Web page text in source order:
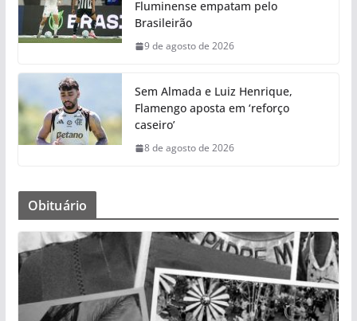
Fluminense empatam pelo
Brasileirão
9 de agosto de 2026
Sem Almada e Luiz Henrique,
Flamengo aposta em ‘reforço
caseiro’
8 de agosto de 2026
Obituário